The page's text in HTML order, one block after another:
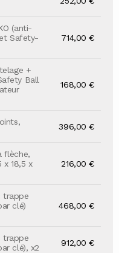
(anti-
Safety-
714,00 €
+
Ball
168,00 €
396,00 €
flèche,
x 18,5 x
216,00 €
trappe
clé)
468,00 €
trappe
clé), x2
912,00 €